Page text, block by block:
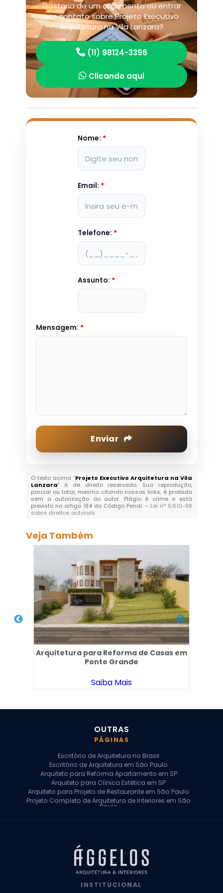
Gostaria de um orçamento ou entrar
em contato sobre Projeto Executivo
Arquitetura na Vila Lanzara?
(11) 98124-3396
Clicando aqui
Nome: *
Email: *
Telefone: *
Assunto: *
Mensagem: *
Enviar
O texto acima "Projeto Executivo Arquitetura na Vila
Lanzara" é de direito reservado. Sua reprodução,
parcial ou total, mesmo citando nossos links, é proibida
sem a autorização do autor. Plágio é crime e está
previsto no artigo 184 do Código Penal. – Lei n° 9.610-98
sobre direitos autorais.
Veja Também
Arquitetura para Reforma de Casas em
Ponte Grande
Saiba Mais
OUTRAS
PÁGINAS
Escritório de Arquitetura no Brasil
Escritório de Arquitetura em São Paulo
Arquiteto para Reforma Apartamento em SP
Arquiteto para Clínica Estética em SP
Arquiteto para Projeto de Restaurante em São Paulo
Projeto Completo de Arquitetura de Interiores em São
Paulo
Arquiteto para Projeto Comercial em São Paulo
Arquiteto Comercial
Arquiteto para Reforma de Apartamento
Arquiteto para Reforma Residencial
Arquitetura para Reforma de Casas
INSTITUCIONAL